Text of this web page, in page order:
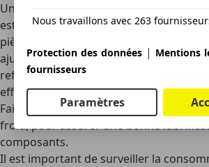
Nous travaillons avec 263
Protection des données | Mentions
fournisseurs
Paramètres
Une révision intégrale après les 1500
est recommandée, afin de s’assurer
pièces mécaniques et les niveaux de
ajustés. Au besoin, un appoint du
refroidissement, du liquide de frein et
effectué.
Faire chauffer le moteur avant de rouler
froid, pour assurer une bonne
composants.
Il est important de surveiller la